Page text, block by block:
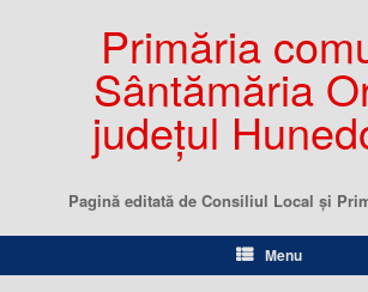
Primăria
Sântămăria
județul
Pagină editată de Consiliul Local şi
Menu